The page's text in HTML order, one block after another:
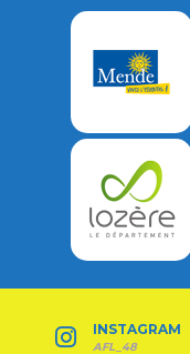
INSTAGRAM
AFL_48